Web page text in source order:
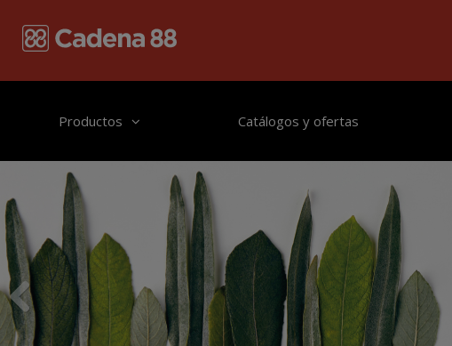
Productos Catálogos y ofertas
Anterior